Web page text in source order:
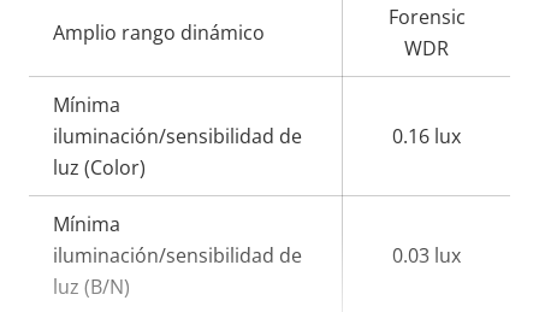
Amplio rango dinámico
Forensic
WDR
Mínima
iluminación/sensibilidad de
luz (Color)
0.16 lux
Mínima
iluminación/sensibilidad de
luz (B/N)
0.03 lux